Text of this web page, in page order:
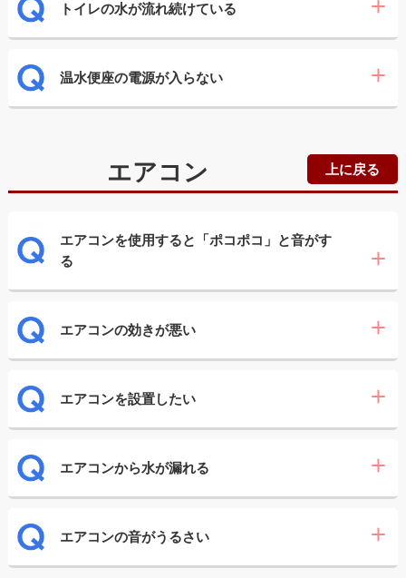
トイレの水が流れ続けている
温水便座の電源が入らない
エアコン 上に戻る
エアコンを使用すると「ポコポコ」と音がす
る
エアコンの効きが悪い
エアコンを設置したい
エアコンから水が漏れる
エアコンの音がうるさい